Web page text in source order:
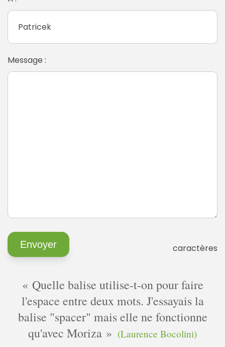
Message :
caractères
Quelle balise utilise-t-on pour faire
l'espace entre deux mots. J'essayais la
balise "spacer" mais elle ne fonctionne
qu'avec Moriza
(Laurence Bocolini)